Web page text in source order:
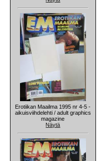
Erotiikan Maailma 1995 nr 4-5 -
aikuisviihdelehti / adult graphics
magazine
Näytä